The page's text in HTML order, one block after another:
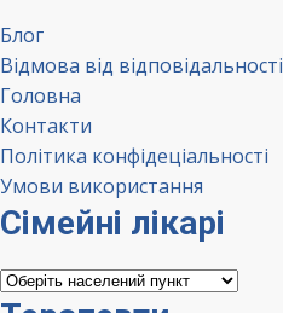
Блог
Відмова від відповідальності
Головна
Контакти
Політика конфідеціальності
Умови використання
Сімейні лікарі
Сімейні